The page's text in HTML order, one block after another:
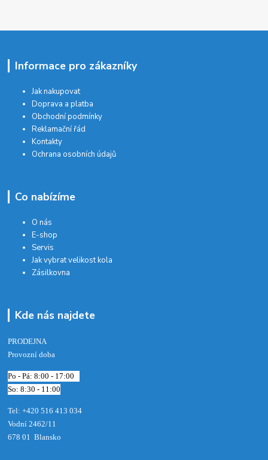
Informace pro zákazníky
Jak nakupovat
Doprava a platba
Obchodní podmínky
Reklamační řád
Kontakty
Ochrana osobních údajů
Co nabízíme
O nás
E-shop
Servis
Jak vybrat velikost kola
Zásilkovna
Kde nás najdete
PRODEJNA
Provozní doba
Po - Pá: 8:00 - 17:00
So: 8:30 - 11:00
Tel: +420 516 413 034‬
Vodní 2462/11
678 01 Blansko